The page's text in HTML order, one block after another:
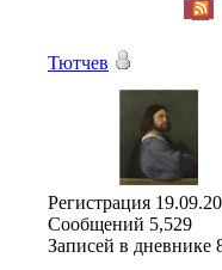
Тютчев
Регистрация
Сообщений 5,529
Записей в дневнике